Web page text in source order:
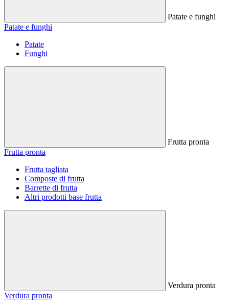
Patate e funghi
Patate e funghi
Patate
Funghi
Frutta pronta
Frutta pronta
Frutta tagliata
Composte di frutta
Barrette di frutta
Altri prodotti base frutta
Verdura pronta
Verdura pronta